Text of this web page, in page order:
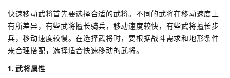
快速移动武将首先要选择合适的武将。不同的武将在移动速度上
有所差异，有些武将擅长骑兵，移动速度较快，有些武将擅长步
兵，移动速度较慢。在选择武将时，要根据战斗需求和地形条件
来合理搭配，选择适合快速移动的武将。
1. 武将属性